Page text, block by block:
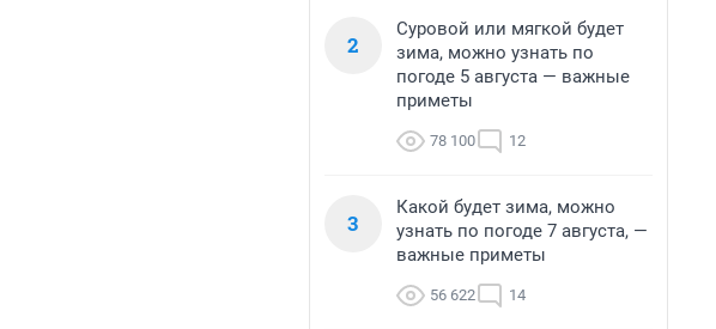
2
Суровой или мягкой будет
зима, можно узнать по
погоде 5 августа — важные
приметы
78 100 12
3
Какой будет зима, можно
узнать по погоде 7 августа, —
важные приметы
56 622 14